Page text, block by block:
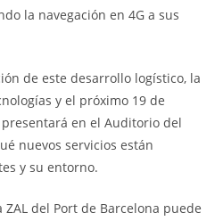
la navegación en 4G a sus
de este desarrollo logístico, la
y el próximo 19 de
en el Auditorio del
nuevos servicios están
y su entorno.
ZAL del Port de Barcelona puede